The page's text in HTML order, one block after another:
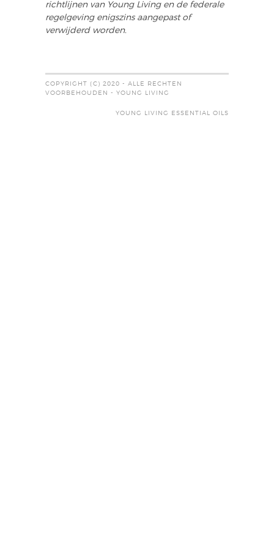
richtlijnen van Young Living en de federale
regelgeving enigszins aangepast of
verwijderd worden.
COPYRIGHT (C) 2020 - ALLE RECHTEN
VOORBEHOUDEN - YOUNG LIVING
YOUNG LIVING ESSENTIAL OILS